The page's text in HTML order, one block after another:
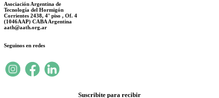
Asociación Argentina de
Tecnología del Hormigón
Corrientes 2438, 4° piso , Of. 4
(1046AAP) CABA Argentina
aath@aath.org.ar
Seguinos en redes
Suscribite para recibir